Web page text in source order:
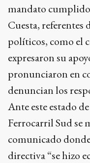
mandato
Cuesta, referentes
políticos, como el
expresaron su
pronunciaron en
denuncian los
Ante este estado
Ferrocarril Sud se
comunicado
directiva “se hizo